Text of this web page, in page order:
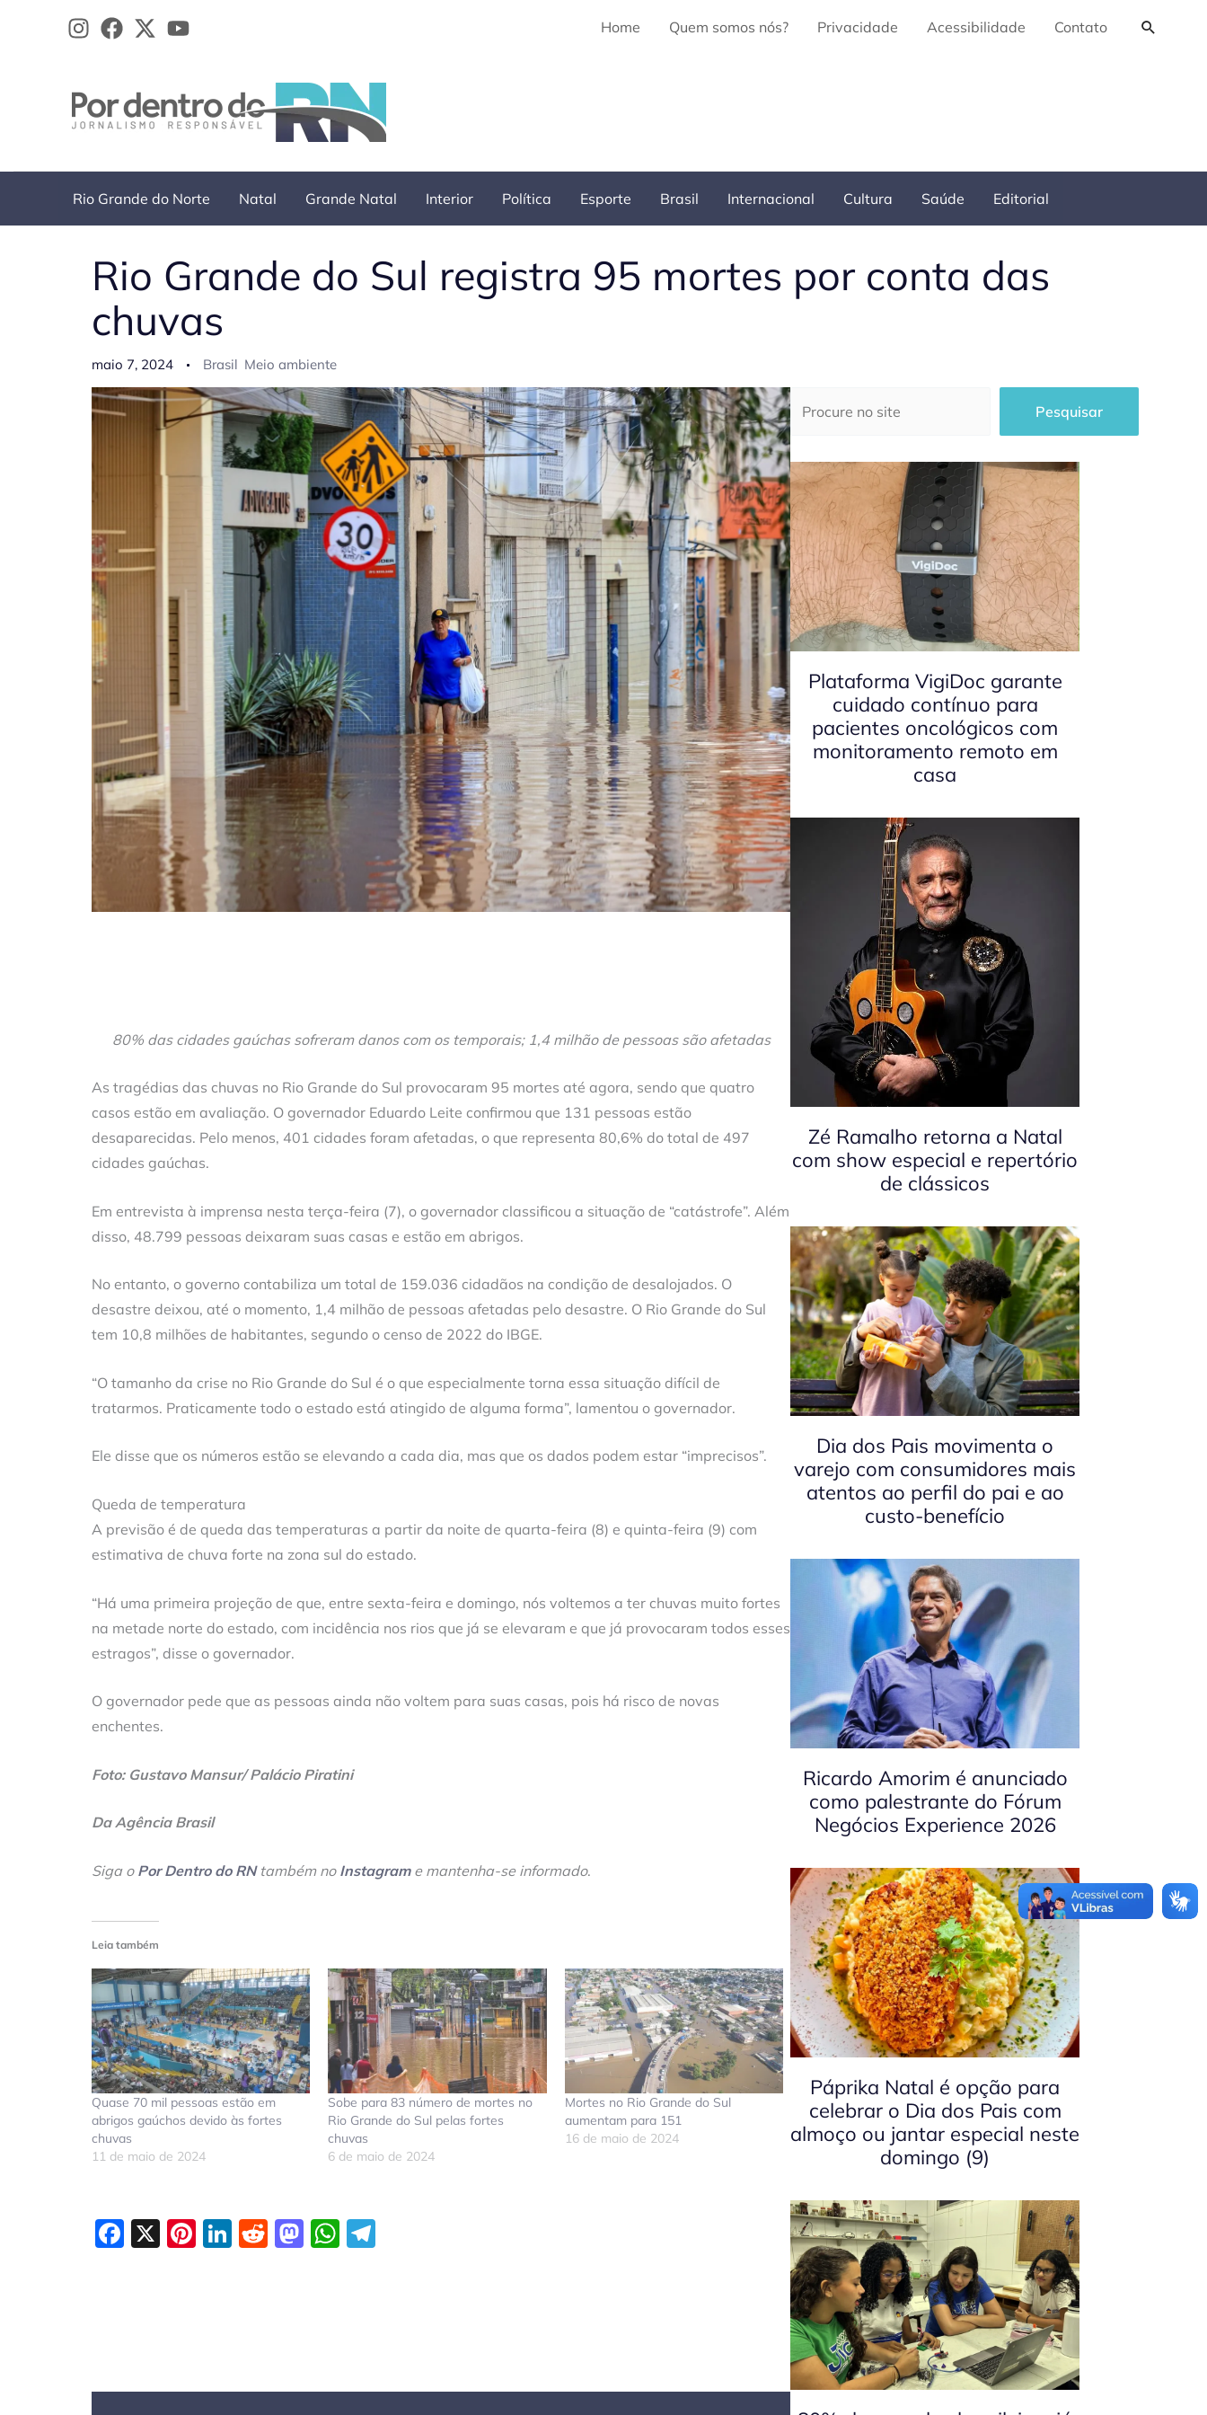
Home Quem somos nós? Privacidade Acessibilidade Contato
Rio Grande do Norte Natal Grande Natal Interior Política Esporte Brasil Internacional Cultura Saúde Editorial
Rio Grande do Sul registra 95 mortes por conta das
chuvas
maio 7, 2024 Brasil Meio ambiente
80% das cidades gaúchas sofreram danos com os temporais; 1,4 milhão de pessoas são afetadas
As tragédias das chuvas no Rio Grande do Sul provocaram 95 mortes até agora, sendo que quatro
casos estão em avaliação. O governador Eduardo Leite confirmou que 131 pessoas estão
desaparecidas. Pelo menos, 401 cidades foram afetadas, o que representa 80,6% do total de 497
cidades gaúchas.
Em entrevista à imprensa nesta terça-feira (7), o governador classificou a situação de “catástrofe”. Além
disso, 48.799 pessoas deixaram suas casas e estão em abrigos.
No entanto, o governo contabiliza um total de 159.036 cidadãos na condição de desalojados. O
desastre deixou, até o momento, 1,4 milhão de pessoas afetadas pelo desastre. O Rio Grande do Sul
tem 10,8 milhões de habitantes, segundo o censo de 2022 do IBGE.
“O tamanho da crise no Rio Grande do Sul é o que especialmente torna essa situação difícil de
tratarmos. Praticamente todo o estado está atingido de alguma forma”, lamentou o governador.
Ele disse que os números estão se elevando a cada dia, mas que os dados podem estar “imprecisos”.
Queda de temperatura
A previsão é de queda das temperaturas a partir da noite de quarta-feira (8) e quinta-feira (9) com
estimativa de chuva forte na zona sul do estado.
“Há uma primeira projeção de que, entre sexta-feira e domingo, nós voltemos a ter chuvas muito fortes
na metade norte do estado, com incidência nos rios que já se elevaram e que já provocaram todos esses
estragos”, disse o governador.
O governador pede que as pessoas ainda não voltem para suas casas, pois há risco de novas
enchentes.
Foto: Gustavo Mansur/ Palácio Piratini
Da Agência Brasil
Siga o Por Dentro do RNtambém no Instagrame mantenha-se informado.
Leia também
Quase 70 mil pessoas estão em
abrigos gaúchos devido às fortes
chuvas
11 de maio de 2024
Sobe para 83 número de mortes no
Rio Grande do Sul pelas fortes
chuvas
6 de maio de 2024
Mortes no Rio Grande do Sul
aumentam para 151
16 de maio de 2024
Facebook
X Pinterest
LinkedIn
Reddit
Mastodon
WhatsApp
Pesquisar
Pesquisar
Plataforma VigiDoc garante
cuidado contínuo para
pacientes oncológicos com
monitoramento remoto em
casa
Zé Ramalho retorna a Natal
com show especial e repertório
de clássicos
Dia dos Pais movimenta o
varejo com consumidores mais
atentos ao perfil do pai e ao
custo-benefício
Ricardo Amorim é anunciado
como palestrante do Fórum
Negócios Experience 2026
Páprika Natal é opção para
celebrar o Dia dos Pais com
almoço ou jantar especial neste
domingo (9)